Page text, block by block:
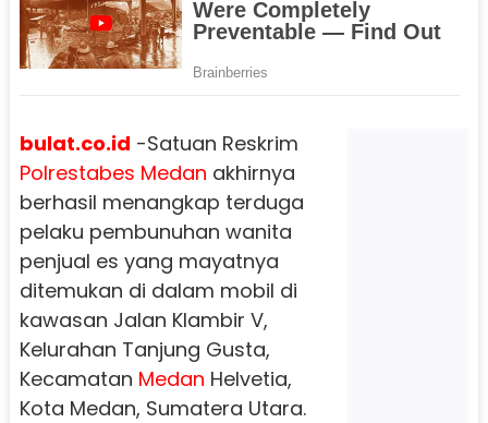
bulat.co.id -Satuan Reskrim
Polrestabes Medan akhirnya
berhasil menangkap terduga
pelaku pembunuhan wanita
penjual es yang mayatnya
ditemukan di dalam mobil di
kawasan Jalan Klambir V,
Kelurahan Tanjung Gusta,
Kecamatan Medan Helvetia,
Kota Medan, Sumatera Utara.